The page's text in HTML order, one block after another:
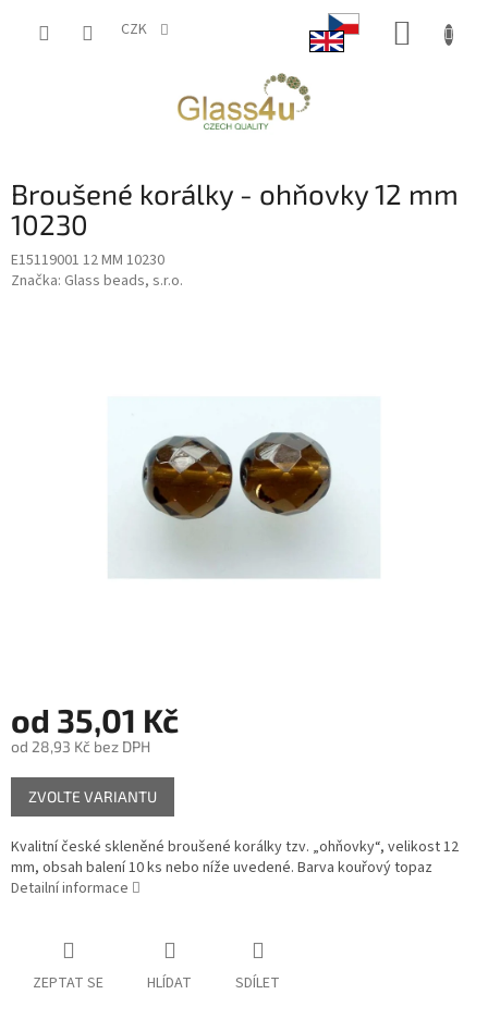
CZK
Broušené korálky - ohňovky 12 mm
10230
E15119001 12 MM 10230
Značka: Glass beads, s.r.o.
od 35,01 Kč
od 28,93 Kč bez DPH
Měrná
cena:
ZVOLTE VARIANTU
Kvalitní české skleněné broušené korálky tzv. „ohňovky“, velikost 12
mm, obsah balení 10 ks nebo níže uvedené. Barva kouřový topaz
Detailní informace
ZEPTAT SE HLÍDAT SDÍLET